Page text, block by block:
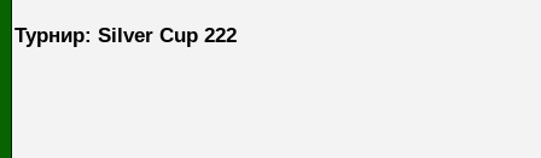
Турнир: Silver Cup 222